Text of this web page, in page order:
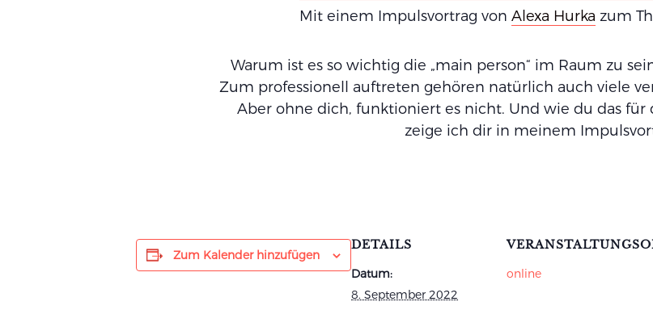
Mit einem Impulsvortrag von Alexa Hurka zum
Warum ist es so wichtig die „main person“ im Raum zu
Zum professionell auftreten gehören natürlich auch viele
Aber ohne dich, funktioniert es nicht. Und wie du das für
zeige ich dir in meinem
Zum Kalender hinzufügen
DETAILS
Datum:
8. September 2022
online